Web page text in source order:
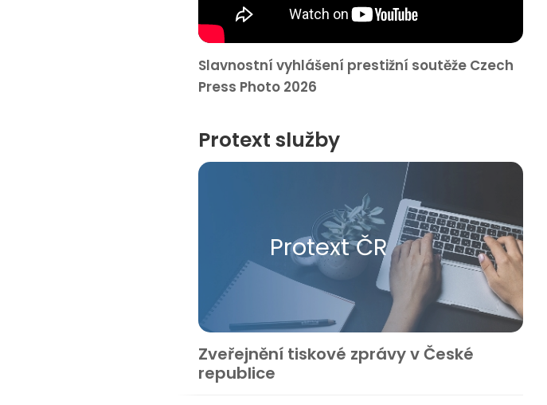
Slavnostní vyhlášení prestižní soutěže Czech
Press Photo 2026
Protext služby
Protext ČR
Zveřejnění tiskové zprávy v České
republice